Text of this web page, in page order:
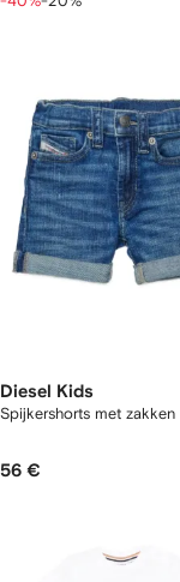
Diesel Kids
Spijkershorts met zakken
56 €